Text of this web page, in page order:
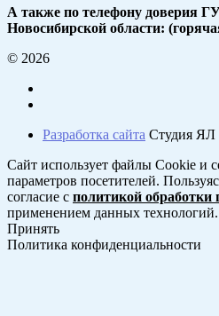
А также по телефону доверия
Новосибирской области:
© 2026
Разработка сайта Студия ЯЛ
Сайт использует файлы Cookie и
параметров посетителей.
согласие с политикой
применением данных технологий.
Принять
Политика конфиденциальности